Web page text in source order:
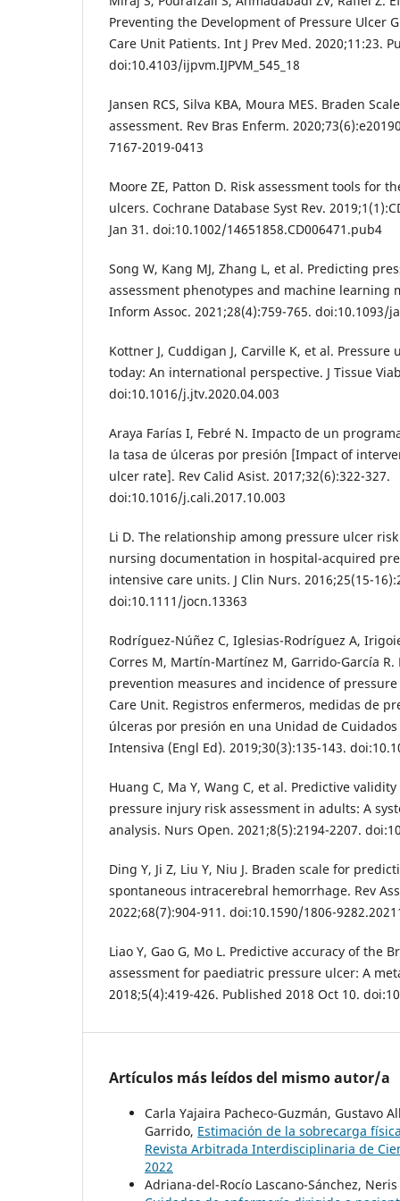
Preventing the Development of Pressure Ulcer
Care Unit Patients. Int J Prev Med. 2020;11:23.
doi:10.4103/ijpvm.IJPVM_545_18
Jansen RCS, Silva KBA, Moura MES. Braden
assessment. Rev Bras Enferm.
7167-2019-0413
Moore ZE, Patton D. Risk assessment tools for
ulcers. Cochrane Database Syst Rev.
Jan 31. doi:10.1002/14651858.CD006471.pub4
Song W, Kang MJ, Zhang L, et al. Predicting
assessment phenotypes and machine learning
Inform Assoc. 2021;28(4):759-765. doi:10.1093/
Kottner J, Cuddigan J, Carville K, et al.
today: An international perspective. J Tissue
doi:10.1016/j.jtv.2020.04.003
Araya Farías I, Febré N. Impacto de un
la tasa de úlceras por presión [Impact of
ulcer rate]. Rev Calid Asist. 2017;32(6):322-327.
doi:10.1016/j.cali.2017.10.003
Li D. The relationship among pressure ulcer
nursing documentation in hospital-acquired
intensive care units. J Clin Nurs. 2016;25(15-
doi:10.1111/jocn.13363
Rodríguez-Núñez C, Iglesias-Rodríguez A,
Corres M, Martín-Martínez M, Garrido-García
prevention measures and incidence of
Care Unit. Registros enfermeros, medidas de
úlceras por presión en una Unidad de
Intensiva (Engl Ed). 2019;30(3):135-143.
Huang C, Ma Y, Wang C, et al. Predictive
pressure injury risk assessment in adults: A
analysis. Nurs Open. 2021;8(5):2194-2207.
Ding Y, Ji Z, Liu Y, Niu J. Braden scale for
spontaneous intracerebral hemorrhage. Rev
2022;68(7):904-911. doi:10.1590/1806-
Liao Y, Gao G, Mo L. Predictive accuracy of the
assessment for paediatric pressure ulcer: A
2018;5(4):419-426. Published 2018 Oct 10.
Artículos más leídos del mismo autor/a
Carla Yajaira Pacheco-Guzmán, Gustavo
Garrido, Estimación de la sobrecarga
Revista Arbitrada Interdisciplinaria de
2022
Adriana-del-Rocío Lascano-Sánchez,